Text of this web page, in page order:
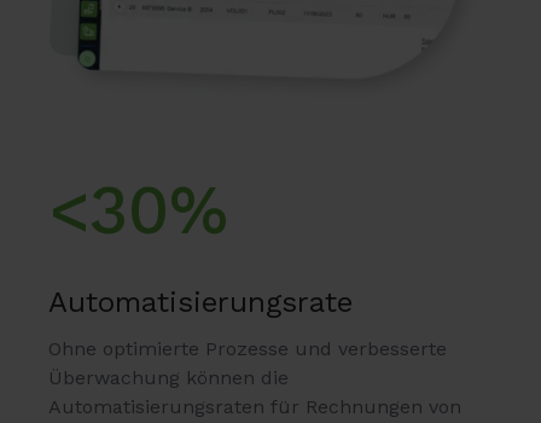
<30%
Automatisierungsrate
Ohne optimierte Prozesse und verbesserte
Überwachung können die
Automatisierungsraten für Rechnungen von